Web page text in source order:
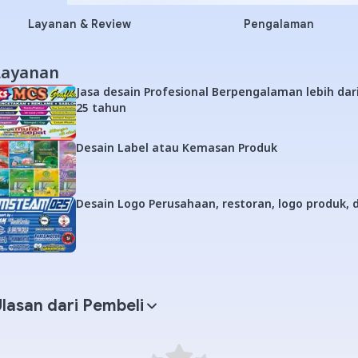
Layanan & Review Pengalaman
Jasa desain Profesional Berpengalaman lebih
25 tahun
Desain Label atau Kemasan Produk
Desain Logo Perusahaan, restoran, logo produk,
dari Pembeli